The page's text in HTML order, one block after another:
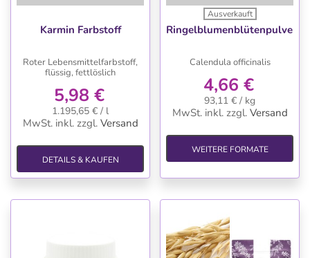
Karmin Farbstoff
Roter Lebensmittelfarbstoff,
flüssig, fettlöslich
5,98 €
1.195,65 € / l
MwSt. inkl. zzgl. Versand
DETAILS & KAUFEN
Ausverkauft
Ringelblumenblütenpulver
Calendula officinalis
4,66 €
93,11 € / kg
MwSt. inkl. zzgl. Versand
WEITERE FORMATE